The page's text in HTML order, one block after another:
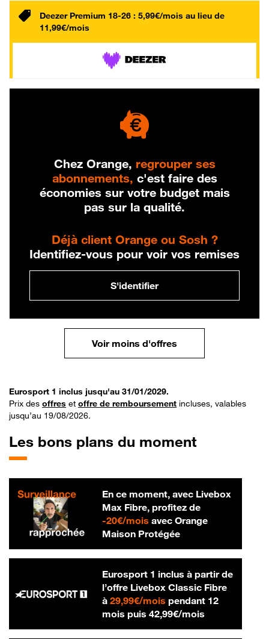
Deezer Premium 18-26 : 5,99€/mois au lieu de
11,99€/mois
Chez Orange, regrouper ses
abonnements, c'est faire des
économies sur votre budget mais
pas sur la qualité.
Déjà client Orange ou Sosh ?
Identifiez-vous pour voir vos remises
S'identifier
Voir moins d'offres
Eurosport 1 inclus jusqu'au 31/01/2029.
Prix des offres et offre de remboursement incluses, valables
jusqu’au 19/08/2026.
Les bons plans du moment
En ce moment, avec Livebox
Max Fibre, profitez de
-20€/mois20 € par mois
avec Orange
Maison Protégée
Eurosport 1 inclus à partir de
l’offre Livebox Classic Fibre
à 29,99€/mois29,99 € par mois
pendant 12
mois puis 42,99€/mois42,99 € par